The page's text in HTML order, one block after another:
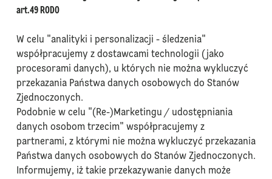
art.49 RODO
W celu "analityki i personalizacji - śledzenia"
współpracujemy z dostawcami technologii (jako
procesorami danych), u których nie można wykluczyć
przekazania Państwa danych osobowych do Stanów
Zjednoczonych.
Podobnie w celu "(Re-)Marketingu / udostępniania
danych osobom trzecim" współpracujemy z
partnerami, z którymi nie można wykluczyć przekazania
Państwa danych osobowych do Stanów Zjednoczonych.
Informujemy, iż takie przekazywanie danych może